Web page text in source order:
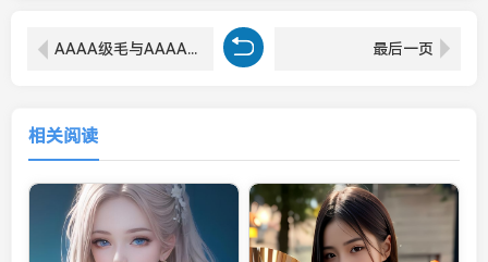
AAAA级毛与AAAA毛到底有什么区别如何选择更适合的毛制品^ 最后一页
相关阅读